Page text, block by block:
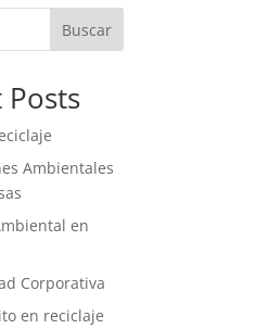
Buscar
Posts
Ambientales
en
Corporativa
en reciclaje